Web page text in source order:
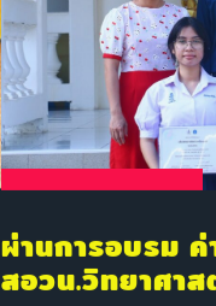
ผ่านการอบรม ค่
สอวน.วิทยาศา